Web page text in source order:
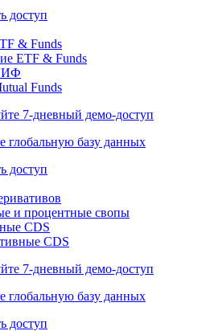
доступ
& Funds
ETF & Funds
Funds
7-дневный демо-доступ
глобальную базу данных
доступ
и процентные свопы
CDS
CDS
7-дневный демо-доступ
глобальную базу данных
доступ